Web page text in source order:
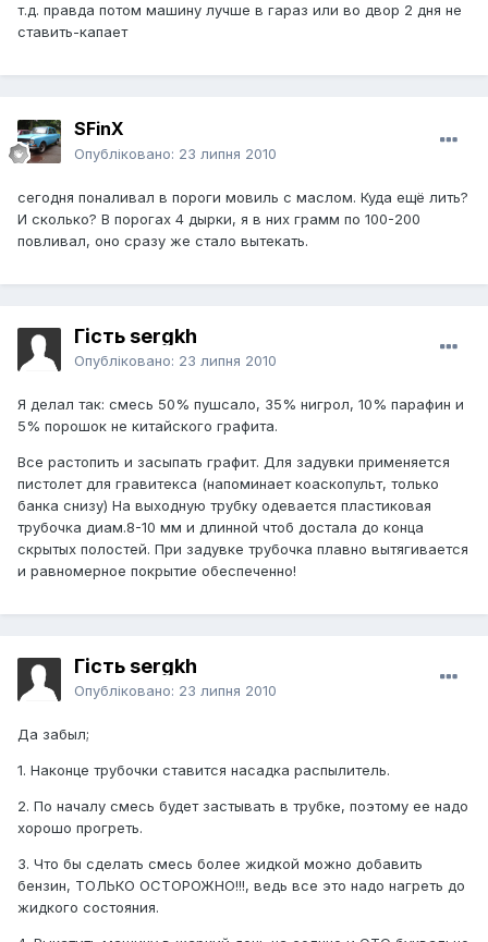
т.д. правда потом машину лучше в гараз или во двор 2 дня не
ставить-капает
SFinX
Опубліковано: 23 липня 2010
сегодня поналивал в пороги мовиль с маслом. Куда ещё лить?
И сколько? В порогах 4 дырки, я в них грамм по 100-200
повливал, оно сразу же стало вытекать.
Гість sergkh
Опубліковано: 23 липня 2010
Я делал так: смесь 50% пушсало, 35% нигрол, 10% парафин и
5% порошок не китайского графита.
Все растопить и засыпать графит. Для задувки применяется
пистолет для гравитекса (напоминает коаскопульт, только
банка снизу) На выходную трубку одевается пластиковая
трубочка диам.8-10 мм и длинной чтоб достала до конца
скрытых полостей. При задувке трубочка плавно вытягивается
и равномерное покрытие обеспеченно!
Гість sergkh
Опубліковано: 23 липня 2010
Да забыл;
1. Наконце трубочки ставится насадка распылитель.
2. По началу смесь будет застывать в трубке, поэтому ее надо
хорошо прогреть.
3. Что бы сделать смесь более жидкой можно добавить
бензин, ТОЛЬКО ОСТОРОЖНО!!!, ведь все это надо нагреть до
жидкого состояния.